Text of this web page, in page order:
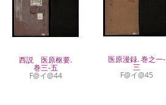
西説 医原枢要.
巻三-五
F@イ@44
医原漫録. 巻之一-
三
F@イ@45